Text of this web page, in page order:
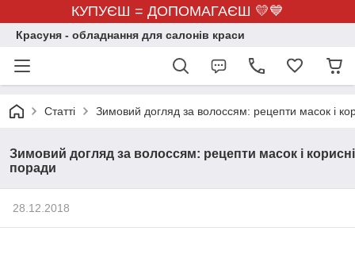
КУПУЄШ = ДОПОМАГАЄШ 💛💙
Красуня - обладнання для салонів краси
Статті Зимовий догляд за волоссям: рецепти масок і
Зимовий догляд за волоссям: рецепти масок і корисні
поради
28.12.2018